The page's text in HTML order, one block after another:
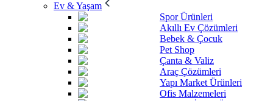
Ev & Yaşam
Spor Ürünleri
Akıllı Ev Çözümleri
Bebek & Çocuk
Pet Shop
Çanta & Valiz
Araç Çözümleri
Yapı Market Ürünleri
Ofis Malzemeleri